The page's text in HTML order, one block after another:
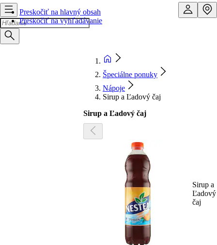
Preskočiť na hlavný obsah
Preskočiť na vyhľadávanie
Špeciálne ponuky
Nápoje
Sirup a Ľadový čaj
Sirup a Ľadový čaj
Sirup a
Ľadový
čaj